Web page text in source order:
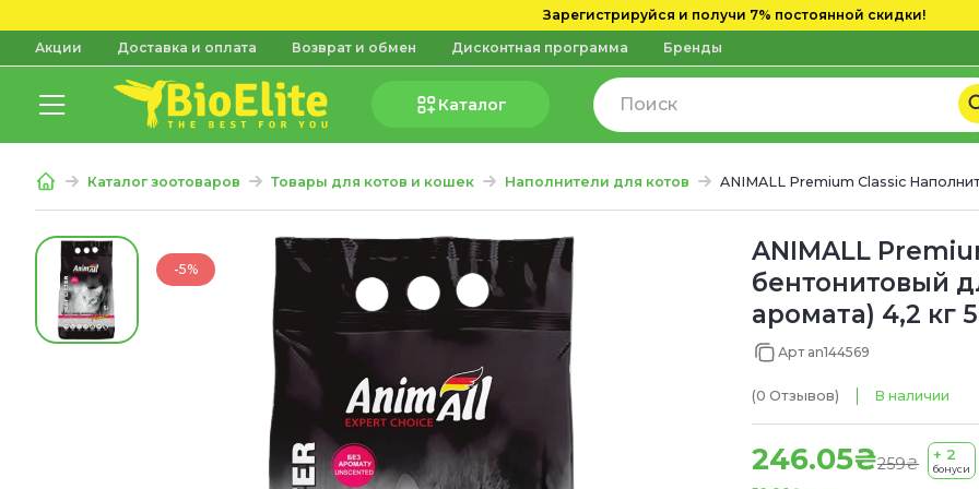
Зарегистрируйся и получи 7% постоянной скидки!
Акции Доставка и оплата Возврат и обмен Дисконтная программа Бренды
Каталог
Каталог зоотоваров Товары для котов и кошек Наполнители для котов ANIMALL Premium Classic
-5%
ANIMALL
бентонитовый
аромата) 4,2 кг
Арт an144569
(0 Отзывов) В наличии
246.05₴259₴ + 2
бонуси